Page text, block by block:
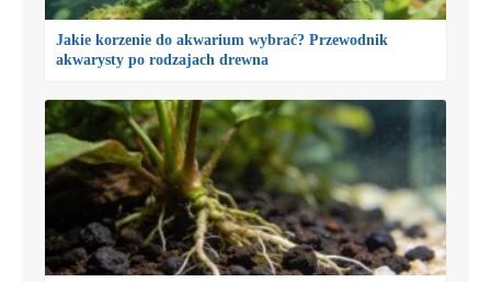
Jakie korzenie do akwarium wybrać? Przewodnik
akwarysty po rodzajach drewna